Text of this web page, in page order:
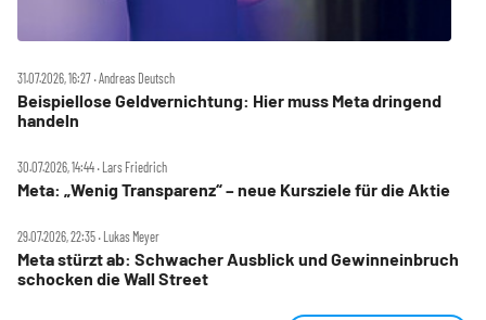
31.07.2026, 16:27 ‧ Andreas Deutsch
Beispiellose Geldvernichtung: Hier muss Meta dringend
handeln
30.07.2026, 14:44 ‧ Lars Friedrich
Meta: „Wenig Transparenz“ – neue Kursziele für die Aktie
29.07.2026, 22:35 ‧ Lukas Meyer
Meta stürzt ab: Schwacher Ausblick und Gewinneinbruch
schocken die Wall Street